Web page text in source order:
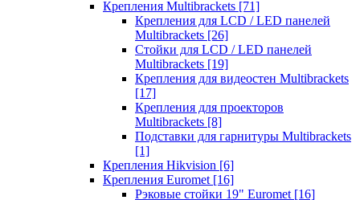
Крепления Multibrackets [71]
Крепления для LCD / LED панелей
Multibrackets [26]
Стойки для LCD / LED панелей
Multibrackets [19]
Крепления для видеостен Multibrackets
[17]
Крепления для проекторов
Multibrackets [8]
Подставки для гарнитуры Multibrackets
[1]
Крепления Hikvision [6]
Крепления Euromet [16]
Рэковые стойки 19" Euromet [16]